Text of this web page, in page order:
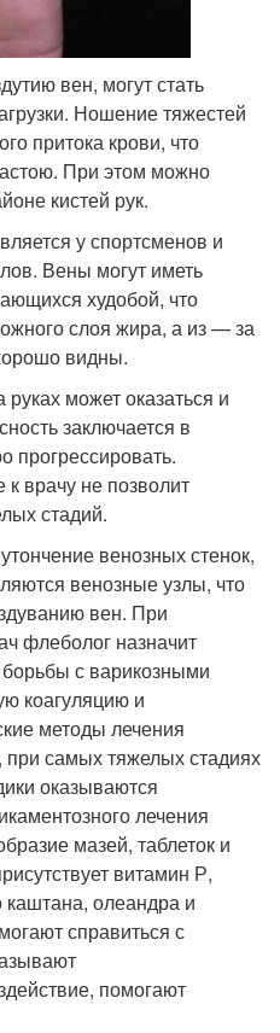
вен, могут стать
Ношение тяжестей
притока крови, что
При этом можно
кистей рук.
у спортсменов и
Вены могут иметь
худобой, что
слоя жира, а из — за
видны.
может оказаться и
заключается в
прогрессировать.
врачу не позволит
стадий.
венозных стенок,
венозные узлы, что
вен. При
флеболог назначит
с варикозными
коагуляцию и
методы лечения
самых тяжелых стадиях
оказываются
лечения
мазей, таблеток и
витамин Р,
каштана, олеандра и
справиться с
помогают